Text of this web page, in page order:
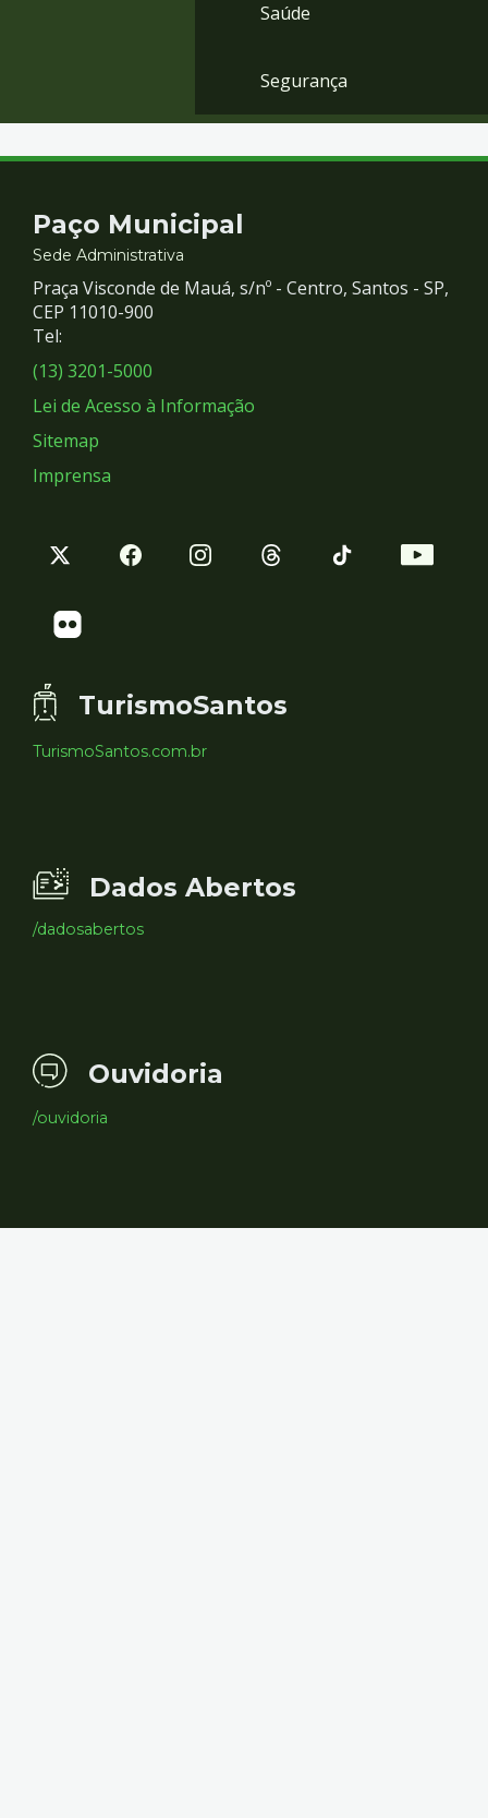
Saúde
Segurança
Contato
e
Redes
Sociais
Paço Municipal
Sede Administrativa
Praça Visconde de Mauá, s/nº - Centro, Santos - SP,
CEP 11010-900
Tel:
(13) 3201-5000
Lei de Acesso à Informação
Sitemap
Imprensa
TurismoSantos
TurismoSantos.com.br
Dados Abertos
/dadosabertos
Ouvidoria
/ouvidoria